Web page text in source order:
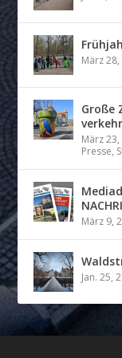
März
Große
März
Presse,
März 9,
Jan. 25,